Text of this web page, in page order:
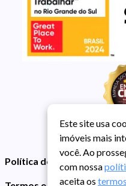
Política de Privacidade
Este site usa
imóveis mais
você. Ao
com nossa
aceita os